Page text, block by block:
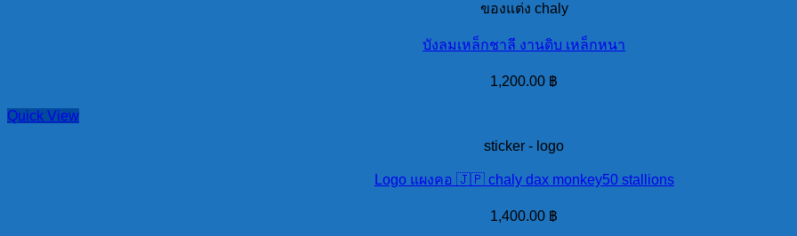
ของแต่ง chaly
บังลมเหล็กชาลี งานดิบ เหล็กหนา
1,200.00 ฿
Quick View
sticker - logo
Logo แผงคอ 🇯🇵 chaly dax monkey50 stallions
1,400.00 ฿